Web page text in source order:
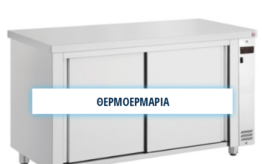
ΘΕΡΜΟΕΡΜΑΡΙΑ